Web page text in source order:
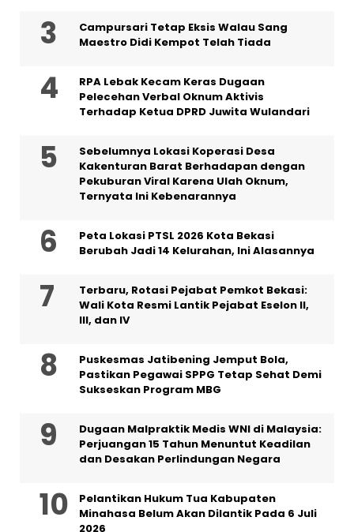
Campursari Tetap Eksis Walau Sang
Maestro Didi Kempot Telah Tiada
RPA Lebak Kecam Keras Dugaan
Pelecehan Verbal Oknum Aktivis
Terhadap Ketua DPRD Juwita Wulandari
Sebelumnya Lokasi Koperasi Desa
Kakenturan Barat Berhadapan dengan
Pekuburan Viral Karena Ulah Oknum,
Ternyata Ini Kebenarannya
Peta Lokasi PTSL 2026 Kota Bekasi
Berubah Jadi 14 Kelurahan, Ini Alasannya
‎Terbaru, Rotasi Pejabat Pemkot Bekasi:
Wali Kota Resmi Lantik Pejabat Eselon II,
III, dan IV ‎
Puskesmas Jatibening Jemput Bola,
Pastikan Pegawai SPPG Tetap Sehat Demi
Sukseskan Program MBG
‎Dugaan Malpraktik Medis WNI di Malaysia:
Perjuangan 15 Tahun Menuntut Keadilan
dan Desakan Perlindungan Negara
Pelantikan Hukum Tua Kabupaten
Minahasa Belum Akan Dilantik Pada 6 Juli
2026